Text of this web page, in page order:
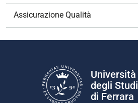
Assicurazione Qualità
Università
degli Studi
di Ferrara